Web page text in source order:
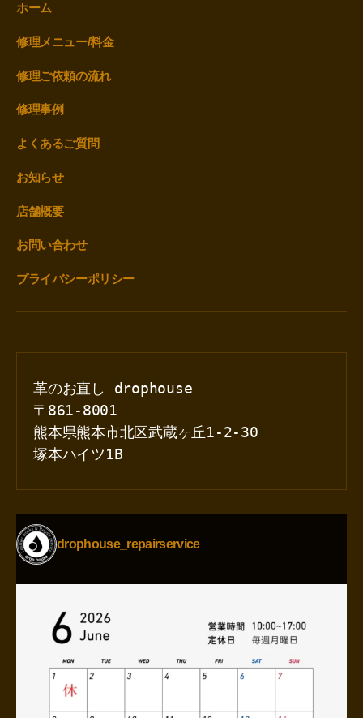
ホーム
修理メニュー/料金
修理ご依頼の流れ
修理事例
よくあるご質問
お知らせ
店舗概要
お問い合わせ
プライバシーポリシー
革のお直し drophouse
〒861-8001
熊本県熊本市北区武蔵ヶ丘1-2-30
塚本ハイツ1B
drophouse_repairservice